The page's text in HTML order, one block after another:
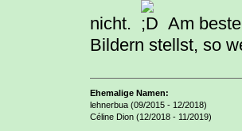
nicht.
Am
Bildern stellst, so
Ehemalige Namen:
lehnerbua (09/2015 - 12/2018)
Céline Dion (12/2018 - 11/2019)